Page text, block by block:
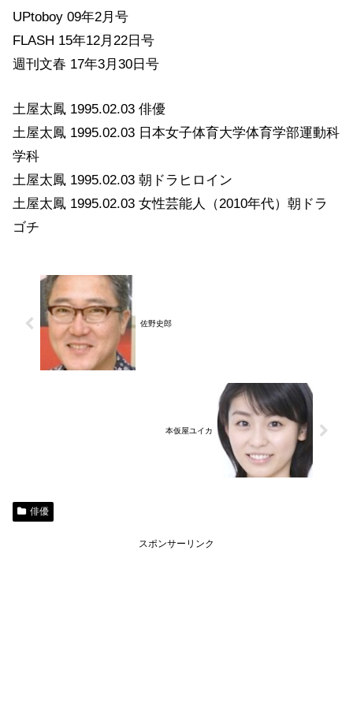
UPtoboy 09年2月号
FLASH 15年12月22日号
週刊文春 17年3月30日号
土屋太鳳 1995.02.03 俳優
土屋太鳳 1995.02.03 日本女子体育大学体育学部運動科
学科
土屋太鳳 1995.02.03 朝ドラヒロイン
土屋太鳳 1995.02.03 女性芸能人（2010年代）朝ドラ
ゴチ
佐野史郎
本仮屋ユイカ
俳優
スポンサーリンク